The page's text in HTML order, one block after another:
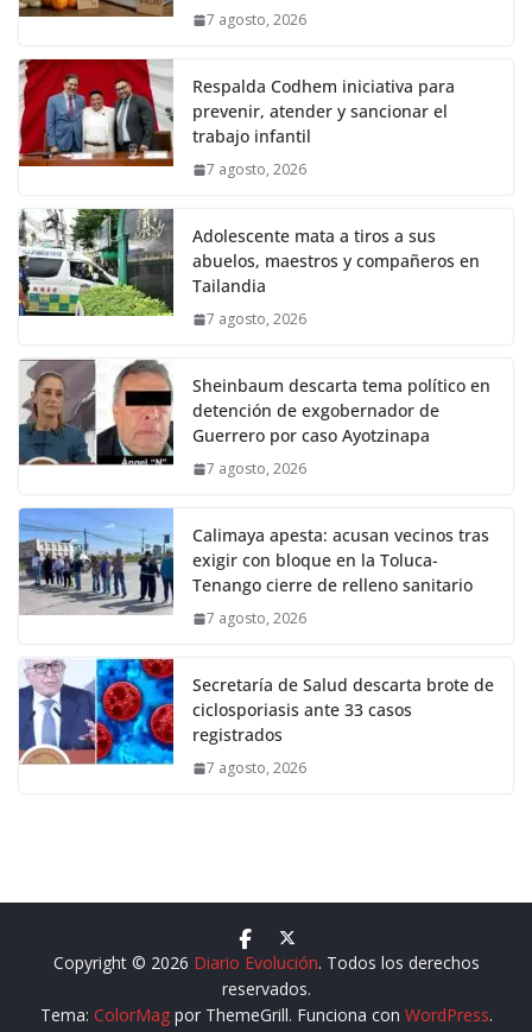
7 agosto, 2026
Respalda Codhem iniciativa para
prevenir, atender y sancionar el
trabajo infantil
7 agosto, 2026
Adolescente mata a tiros a sus
abuelos, maestros y compañeros en
Tailandia
7 agosto, 2026
Sheinbaum descarta tema político en
detención de exgobernador de
Guerrero por caso Ayotzinapa
7 agosto, 2026
Calimaya apesta: acusan vecinos tras
exigir con bloque en la Toluca-
Tenango cierre de relleno sanitario
7 agosto, 2026
Secretaría de Salud descarta brote de
ciclosporiasis ante 33 casos
registrados
7 agosto, 2026
Copyright © 2026 Diario Evolución. Todos los derechos
reservados.
Tema: ColorMagpor ThemeGrill. Funciona con WordPress.